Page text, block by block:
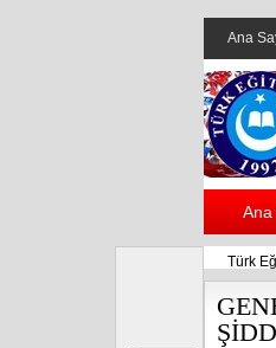
Ana
Ana
Türk